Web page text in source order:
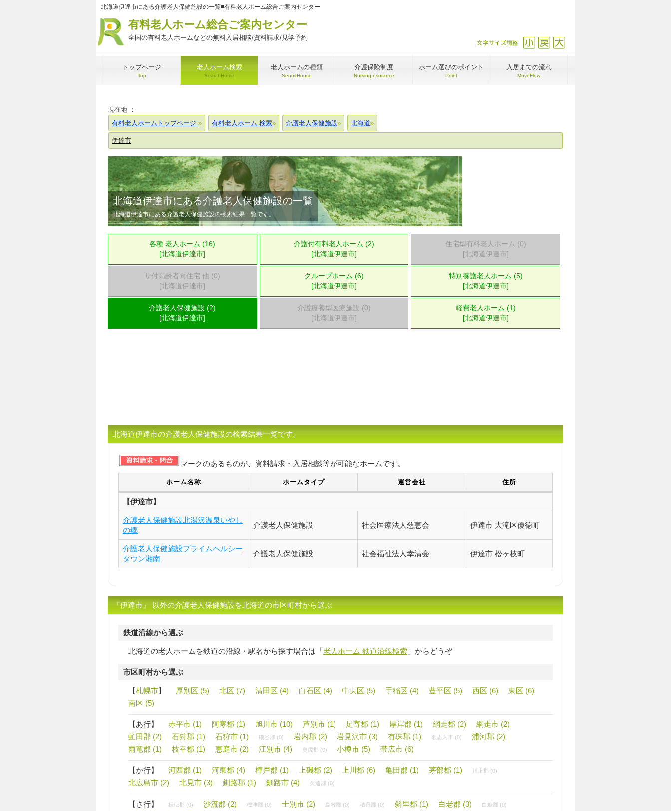
北海道伊達市にある介護老人保健施設の一覧■有料老人ホーム総合ご案内センター
有料老人ホーム総合ご案内センター
全国の有料老人ホームなどの無料入居相談/資料請求/見学予約 戻す
縮小
文字サイズ調整
トップページ
Top
老人ホーム検索
SearchHome
老人ホームの種類
SenoirHouse
介護保険制度
NursingInsurance
ホーム選びのポイント
Point
入居までの流れ
MoveFlow
現在地 ：
有料老人ホームトップページ
有料老人ホーム 検索 介護老人保健施設 北海道
伊達市
北海道伊達市にある介護老人保健施設の一覧
北海道伊達市にある介護老人保健施設の検索結果一覧です。
各種 老人ホーム (16)
[北海道伊達市]
介護付有料老人ホーム (2)
[北海道伊達市]
住宅型有料老人ホーム (0)
[北海道伊達市]
サ付高齢者向住宅 他 (0)
[北海道伊達市]
グループホーム (6)
[北海道伊達市]
特別養護老人ホーム (5)
[北海道伊達市]
介護老人保健施設 (2)
[北海道伊達市]
介護療養型医療施設 (0)
[北海道伊達市]
軽費老人ホーム (1)
[北海道伊達市]
北海道伊達市の介護老人保健施設の検索結果一覧です。
マークのあるものが、資料請求・入居相談等が可能なホームです。
ホーム名称 ホームタイプ 運営会社 住所
【伊達市】
介護老人保健施設北湯沢温泉いやし
の郷
介護老人保健施設 社会医療法人慈恵会 伊達市 大滝区優徳町
介護老人保健施設プライムヘルシー
タウン湘南
介護老人保健施設 社会福祉法人幸清会 伊達市 松ヶ枝町
『伊達市』 以外の介護老人保健施設を北海道の市区町村から選ぶ
鉄道沿線から選ぶ
北海道の老人ホームを鉄道の沿線・駅名から探す場合は「老人ホーム 鉄道沿線検索 」からどうぞ
市区町村から選ぶ
【札幌市】 厚別区 (5) 北区 (7) 清田区 (4) 白石区 (4) 中央区 (5) 手稲区 (4) 豊平区 (5) 西区 (6)
東区 (6)
南区 (5)
【あ行】 赤平市 (1) 阿寒郡 (1) 旭川市 (10) 芦別市 (1) 足寄郡 (1) 厚岸郡 (1) 網走郡 (2)
網走市 (2)
虻田郡 (2)
石狩郡 (1) 石狩市 (1) 磯谷郡 (0) 岩内郡 (2) 岩見沢市 (3) 有珠郡 (1) 歌志内市 (0)
浦河郡 (2)
雨竜郡 (1)
枝幸郡 (1) 恵庭市 (2) 江別市 (4) 奥尻郡 (0) 小樽市 (5) 帯広市 (6)
【か行】 河西郡 (1) 河東郡 (4) 樺戸郡 (1) 上磯郡 (2) 上川郡 (6) 亀田郡 (1) 茅部郡 (1) 川上郡 (0)
北広島市 (2) 北見市 (3) 釧路郡 (1) 釧路市 (4) 久遠郡 (0)
【さ行】 様似郡 (0) 沙流郡 (2) 標津郡 (0) 士別市 (2) 島牧郡 (0) 積丹郡 (0) 斜里郡 (1) 白老郡 (3) 白糠郡 (0)